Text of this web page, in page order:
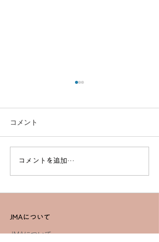
高度なスキルを習得！一
等基本講習でプロフェッ
コメント
コメントを追加…
JMAについて
JMAについて